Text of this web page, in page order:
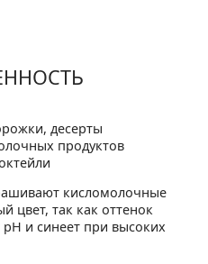
десерты
продуктов
кисломолочные
цвет, так как оттенок
pH и синеет при высоких